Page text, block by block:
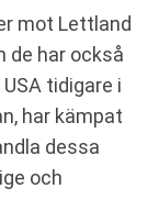
mot Lettland
de har också
tidigare i
har kämpat
dessa
och